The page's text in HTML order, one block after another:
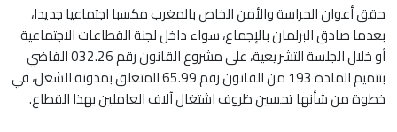
حقق أعوان الحراسة والأمن الخاص بالمغرب مكسبا اجتماعيا جديدا،
بعدما صادق البرلمان بالإجماع، سواء داخل لجنة القطاعات الاجتماعية
أو خلال الجلسة التشريعية، على مشروع القانون رقم 032.26 القاضي
بتتميم المادة 193 من القانون رقم 65.99 المتعلق بمدونة الشغل، في
خطوة من شأنها تحسين ظروف اشتغال آلاف العاملين بهذا القطاع.